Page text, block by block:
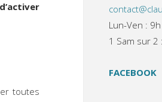
toutes
Lun-Ven :
1 Sam sur 2
FACEBOOK